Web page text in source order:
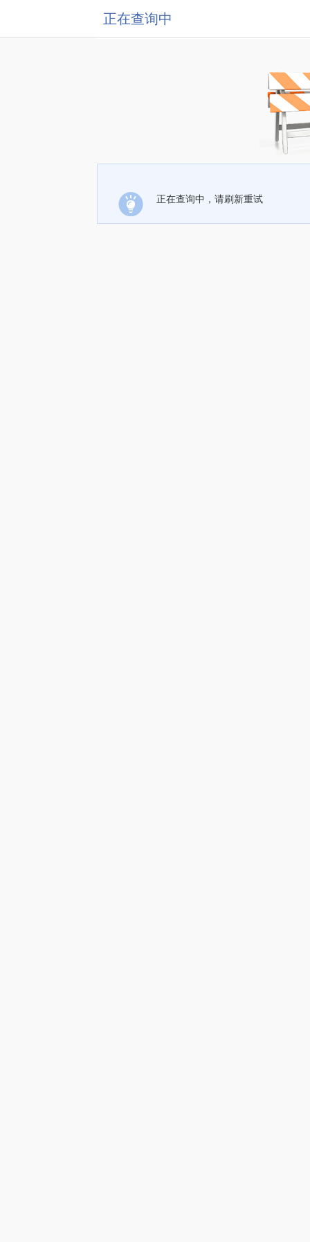
正在查询中
正在查询中，请刷新重试